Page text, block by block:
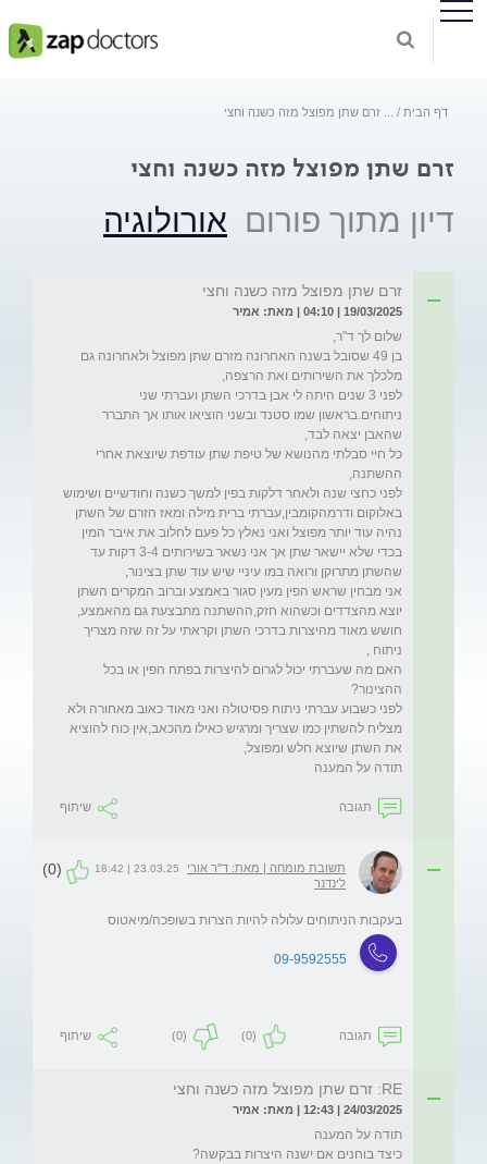
דף הבית זרם שתן מפוצל מזה כשנה וחצי
זרם שתן מפוצל מזה כשנה וחצי
דיון מתוך פורום אורולוגיה
זרם שתן מפוצל מזה כשנה וחצי
19/03/2025 | 04:10 | מאת: אמיר
בן 49 שסובל בשנה האחרונה מזרם שתן מפוצל ולאחרונה גם
לפני 3 שנים היתה לי אבן בדרכי השתן ועברתי שני
ניתוחים.בראשון שמו סטנד ובשני הוציאו אותו אך התברר
כל חיי סבלתי מהנושא של טיפת שתן עודפת שיוצאת אחרי
לפני כחצי שנה ולאחר דלקות בפין למשך כשנה וחודשיים ושימוש
באלוקום ודרמהקומבין,עברתי ברית מילה ומאז הזרם של השתן
נהיה עוד יותר מפוצל ואני נאלץ כל פעם לחלוב את איבר המין
בכדי שלא יישאר שתן אך אני נשאר בשירותים 3-4 דקות עד
אני מבחין שראש הפין מעין סגור באמצע וברוב המקרים השתן
חושש מאוד מהיצרות בדרכי השתן וקראתי על זה שזה מצריך
האם מה שעברתי יכול לגרום להיצרות בפתח הפין או בכל
לפני כשבוע עברתי ניתוח פסיטולה ואני מאוד כאוב מאחורה ולא
מצליח להשתין כמו שצריך ומרגיש כאילו מהכאב,אין כוח להוציא
תודה על המענה
תגובה שיתוף
תשובת מומחה | מאת: ד"ר אורי
לינדנר
23.03.25 | 18:42
(0)
בעקבות הניתוחים עלולה להיות הצרות בשופכה/מיאטוס
09-9592555
תגובה (0)
(0) שיתוף
RE: זרם שתן מפוצל מזה כשנה וחצי
24/03/2025 | 12:43 | מאת: אמיר